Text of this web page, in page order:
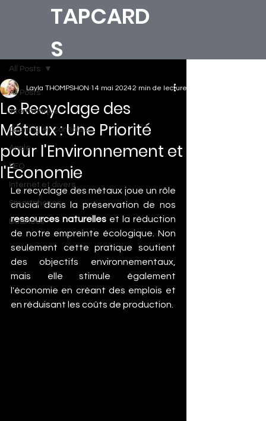
TAPCARD
S
All Posts
Informatique
Gaming et Consoles
Apple
SEO
Internet et divers
Smartphones
Business
All Posts
Le Recyclage des
Métaux : Une Priorité
pour l'Environnement et
l'Économie
Layla THOMPSHON 14 mai 20242 min de lecture
Le recyclage des métaux joue un rôle
ressources naturelles et la réduction
de notre empreinte écologique. Non
seulement cette pratique soutient
des objectifs environnementaux,
mais elle stimule également
l'économie en créant des emplois et
en réduisant les coûts de production.